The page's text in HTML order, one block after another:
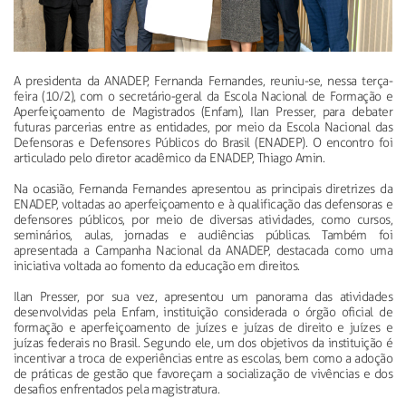
A presidenta da ANADEP, Fernanda Fernandes, reuniu-se, nessa terça-
feira (10/2), com o secretário-geral da Escola Nacional de Formação e
Aperfeiçoamento de Magistrados (Enfam), Ilan Presser, para debater
futuras parcerias entre as entidades, por meio da Escola Nacional das
Defensoras e Defensores Públicos do Brasil (ENADEP). O encontro foi
articulado pelo diretor acadêmico da ENADEP, Thiago Amin.
Na ocasião, Fernanda Fernandes apresentou as principais diretrizes da
ENADEP, voltadas ao aperfeiçoamento e à qualificação das defensoras e
defensores públicos, por meio de diversas atividades, como cursos,
seminários, aulas, jornadas e audiências públicas. Também foi
apresentada a Campanha Nacional da ANADEP, destacada como uma
iniciativa voltada ao fomento da educação em direitos.
Ilan Presser, por sua vez, apresentou um panorama das atividades
desenvolvidas pela Enfam, instituição considerada o órgão oficial de
formação e aperfeiçoamento de juízes e juízas de direito e juízes e
juízas federais no Brasil. Segundo ele, um dos objetivos da instituição é
incentivar a troca de experiências entre as escolas, bem como a adoção
de práticas de gestão que favoreçam a socialização de vivências e dos
desafios enfrentados pela magistratura.